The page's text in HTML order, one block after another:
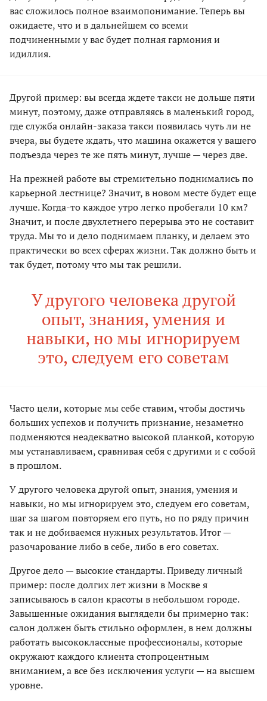
вас сложилось полное взаимопонимание. Теперь вы
ожидаете, что и в дальнейшем со всеми
подчиненными у вас будет полная гармония и
идиллия.
Другой пример: вы всегда ждете такси не дольше пяти
минут, поэтому, даже отправляясь в маленький город,
где служба онлайн-заказа такси появилась чуть ли не
вчера, вы будете ждать, что машина окажется у вашего
подъезда через те же пять минут, лучше — через две.
На прежней работе вы стремительно поднимались по
карьерной лестнице? Значит, в новом месте будет еще
лучше. Когда-то каждое утро легко пробегали 10 км?
Значит, и после двухлетнего перерыва это не составит
труда. Мы то и дело поднимаем планку, и делаем это
практически во всех сферах жизни. Так должно быть и
так будет, потому что мы так решили.
У другого человека другой
опыт, знания, умения и
навыки, но мы игнорируем
это, следуем его советам
Часто цели, которые мы себе ставим, чтобы достичь
больших успехов и получить признание, незаметно
подменяются неадекватно высокой планкой, которую
мы устанавливаем, сравнивая себя с другими и с собой
в прошлом.
У другого человека другой опыт, знания, умения и
навыки, но мы игнорируем это, следуем его советам,
шаг за шагом повторяем его путь, но по ряду причин
так и не добиваемся нужных результатов. Итог —
разочарование либо в себе, либо в его советах.
Другое дело — высокие стандарты. Приведу личный
пример: после долгих лет жизни в Москве я
записываюсь в салон красоты в небольшом городе.
Завышенные ожидания выглядели бы примерно так:
салон должен быть стильно оформлен, в нем должны
работать высококлассные профессионалы, которые
окружают каждого клиента стопроцентным
вниманием, а все без исключения услуги — на высшем
уровне.